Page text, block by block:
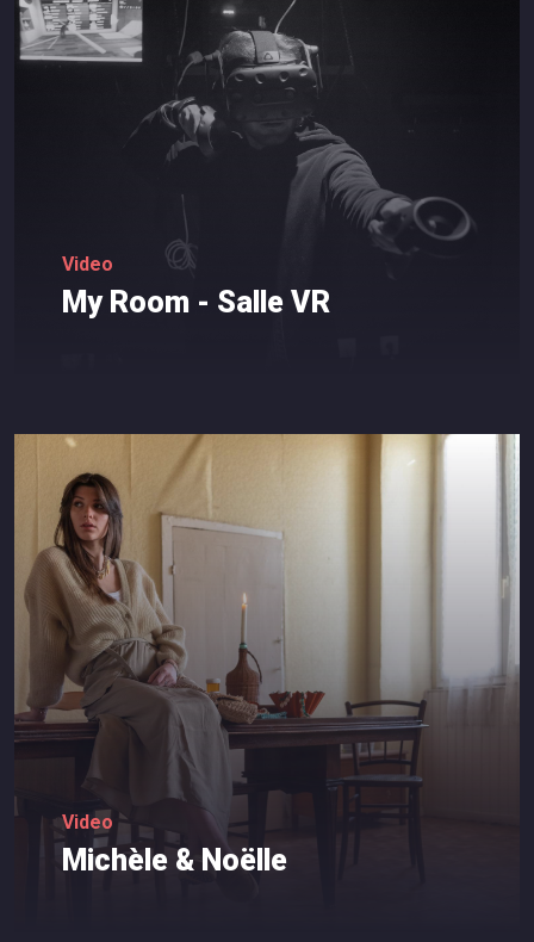
Video
My Room - Salle VR
Video
Michèle & Noëlle